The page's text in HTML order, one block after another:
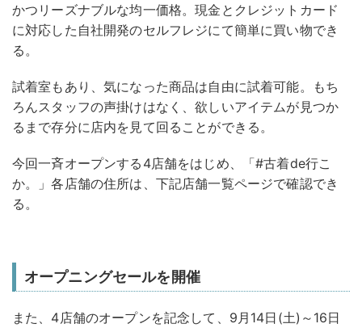
かつリーズナブルな均一価格。現金とクレジットカード
に対応した自社開発のセルフレジにて簡単に買い物でき
る。
試着室もあり、気になった商品は自由に試着可能。もち
ろんスタッフの声掛けはなく、欲しいアイテムが見つか
るまで存分に店内を見て回ることができる。
今回一斉オープンする4店舗をはじめ、「#古着de行こ
か。」各店舗の住所は、下記店舗一覧ページで確認でき
る。
オープニングセールを開催
また、4店舗のオープンを記念して、9月14日(土)～16日